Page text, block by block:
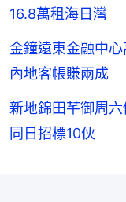
16.8萬租海日灣
金鐘遠東金融中
內地客帳賺兩成
新地錦田芊御周
同日招標10伙